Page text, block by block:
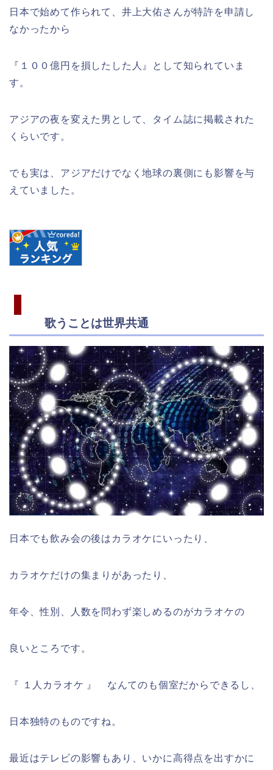
日本で始めて作られて、井上大佑さんが特許を申請し
なかったから
『１００億円を損したした人』として知られていま
す。
アジアの夜を変えた男として、タイム誌に掲載された
くらいです。
でも実は、アジアだけでなく地球の裏側にも影響を与
えていました。
歌うことは世界共通
日本でも飲み会の後はカラオケにいったり、
カラオケだけの集まりがあったり、
年令、性別、人数を問わず楽しめるのがカラオケの
良いところです。
『 １人カラオケ 』 なんてのも個室だからできるし、
日本独特のものですね。
最近はテレビの影響もあり、いかに高得点を出すかに